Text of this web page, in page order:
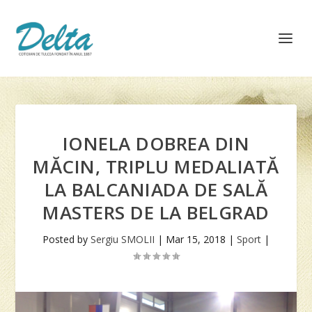
IONELA DOBREA DIN
MĂCIN, TRIPLU MEDALIATĂ
LA BALCANIADA DE SALĂ
MASTERS DE LA BELGRAD
Posted by Sergiu SMOLII | Mar 15, 2018 | Sport |